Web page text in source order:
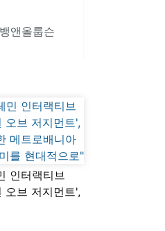
앤올룹슨
인터랙티브
오브 저지먼트',